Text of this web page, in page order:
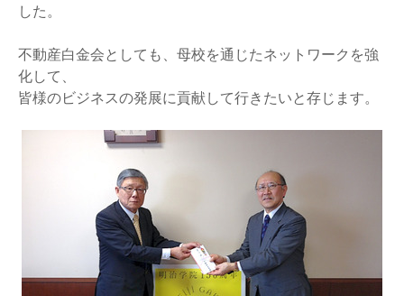
した。
不動産白金会としても、母校を通じたネットワークを強
化して、
皆様のビジネスの発展に貢献して行きたいと存じます。